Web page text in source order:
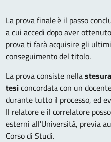
La prova finale è il passo
a cui accedi dopo aver ottenuto
prova ti farà acquisire gli
conseguimento del titolo.
La prova consiste nella
tesiconcordata con un
durante tutto il processo, ed
Il relatore e il correlatore
esterni all'Università, previa
Corso di Studi.